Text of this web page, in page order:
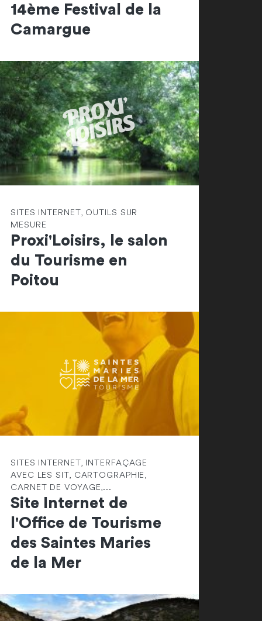
14ème Festival de la
Camargue
SITES INTERNET, OUTILS SUR
MESURE
Proxi'Loisirs, le salon
du Tourisme en
Poitou
SITES INTERNET, INTERFAÇAGE
AVEC LES SIT, CARTOGRAPHIE,
CARNET DE VOYAGE,...
Site Internet de
l'Office de Tourisme
des Saintes Maries
de la Mer